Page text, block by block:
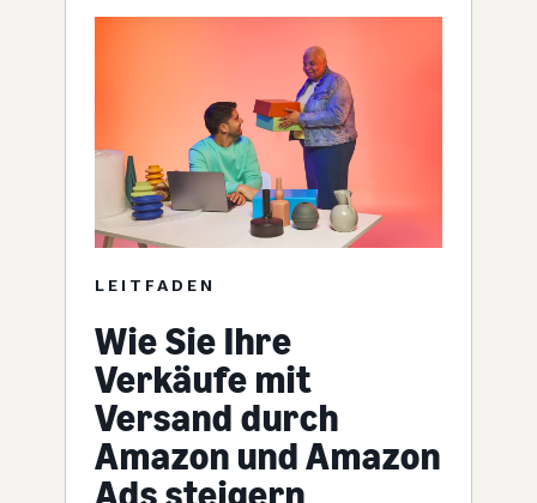
LEITFADEN
Wie Sie Ihre
Verkäufe mit
Versand durch
Amazon und Amazon